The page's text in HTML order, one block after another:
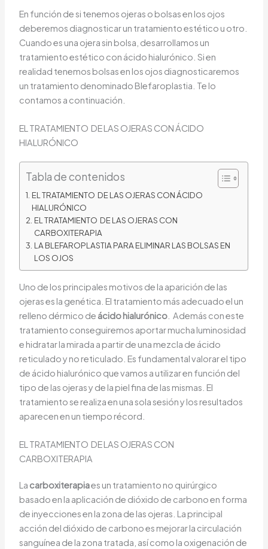
En función de si tenemos ojeras o bolsas en los ojos
deberemos diagnosticar un tratamiento estético u otro.
Cuando es una ojera sin bolsa, desarrollamos un
tratamiento estético con ácido hialurónico. Si en
realidad tenemos bolsas en los ojos diagnosticaremos
un tratamiento denominado Blefaroplastia. Te lo
contamos a continuación.
EL TRATAMIENTO DE LAS OJERAS CON ÁCIDO
HIALURÓNICO
Tabla de contenidos
EL TRATAMIENTO DE LAS OJERAS CON ÁCIDO
HIALURÓNICO
EL TRATAMIENTO DE LAS OJERAS CON
CARBOXITERAPIA
LA BLEFAROPLASTIA PARA ELIMINAR LAS BOLSAS EN
LOS OJOS
Uno de los principales motivos de la aparición de las
ojeras es la genética. El tratamiento más adecuado el un
relleno dérmico de ácido hialurónico . Además con este
tratamiento conseguiremos aportar mucha luminosidad
e hidratar la mirada a partir de una mezcla de ácido
reticulado y no reticulado. Es fundamental valorar el tipo
de ácido hialurónico que vamos a utilizar en función del
tipo de las ojeras y de la piel fina de las mismas. El
tratamiento se realiza en una sola sesión y los resultados
aparecen en un tiempo récord.
EL TRATAMIENTO DE LAS OJERAS CON
CARBOXITERAPIA
La carboxiterapiaes un tratamiento no quirúrgico
basado en la aplicación de dióxido de carbono en forma
de inyecciones en la zona de las ojeras. La principal
acción del dióxido de carbono es mejorar la circulación
sanguínea de la zona tratada, así como la oxigenación de